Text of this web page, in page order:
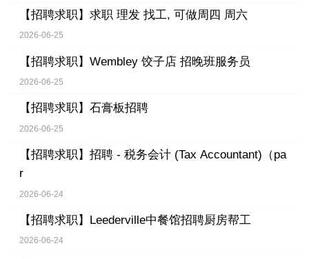
【招聘求职】 求职 理发 找工, 可做周四 周六
2026-06-25
【招聘求职】 Wembley 饺子店 招晚班服务员
2026-06-25
【招聘求职】 石膏板招聘
2026-06-25
【招聘求职】 招聘 - 税务会计 (Tax Accountant)（pa
r
2026-06-24
【招聘求职】 Leederville中餐馆招聘厨房帮工
2026-06-24